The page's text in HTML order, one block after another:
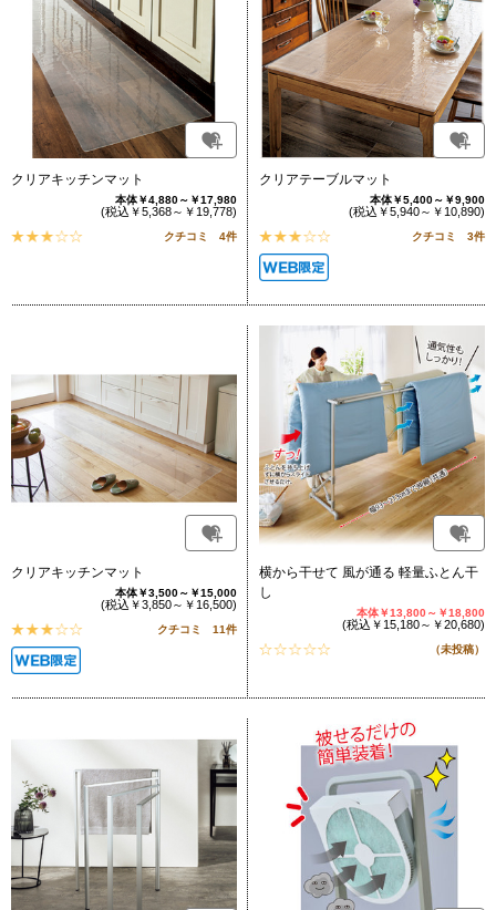
クリアキッチンマット
本体￥4,880～￥17,980
(税込￥5,368～￥19,778)
クチコミ 4件
クリアテーブルマット
本体￥5,400～￥9,900
(税込￥5,940～￥10,890)
クチコミ 3件
クリアキッチンマット
本体￥3,500～￥15,000
(税込￥3,850～￥16,500)
クチコミ 11件
横から干せて 風が通る 軽量ふとん干
し
本体￥13,800～￥18,800
(税込￥15,180～￥20,680)
（未投稿）